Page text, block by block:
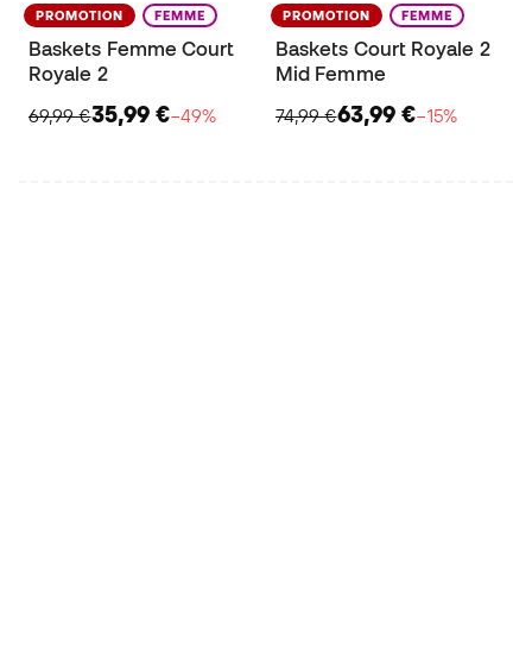
PROMOTION FEMME
Baskets Femme Court
Royale 2
69,99 €35,99 €−49%
PROMOTION FEMME
Baskets Court Royale 2
Mid Femme
74,99 €63,99 €−15%